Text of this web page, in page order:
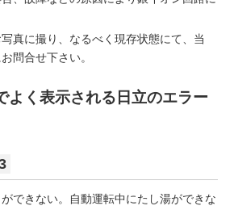
写真に撮り、なるべく現存状態にて、当
問合せ下さい。
よく表示される日立のエラー
ができない。自動運転中にたし湯ができな